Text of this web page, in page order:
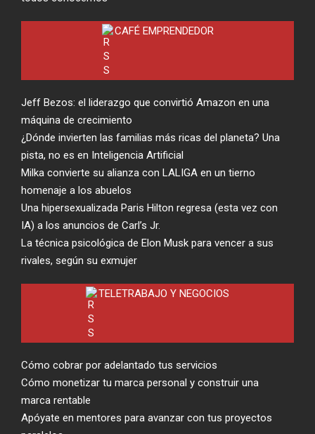
CAFÉ EMPRENDEDOR
Jeff Bezos: el liderazgo que convirtió Amazon en una
máquina de crecimiento
¿Dónde invierten las familias más ricas del planeta? Una
pista, no es en Inteligencia Artificial
Milka convierte su alianza con LALIGA en un tierno
homenaje a los abuelos
Una hipersexualizada Paris Hilton regresa (esta vez con
IA) a los anuncios de Carl’s Jr.
La técnica psicológica de Elon Musk para vencer a sus
rivales, según su exmujer
TELETRABAJO Y NEGOCIOS
Cómo cobrar por adelantado tus servicios
Cómo monetizar tu marca personal y construir una
marca rentable
Apóyate en mentores para avanzar con tus proyectos